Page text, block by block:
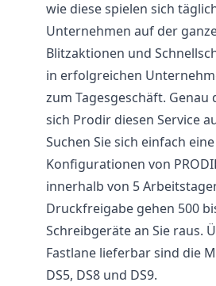
wie diese spielen sich
Unternehmen auf der
Blitzaktionen und
in erfolgreichen
zum Tagesgeschäft. Genau
sich Prodir diesen Service
Suchen Sie sich einfach
Konfigurationen von
innerhalb von 5
Druckfreigabe gehen 500
Schreibgeräte an Sie raus.
Fastlane lieferbar sind die
DS5, DS8 und DS9.